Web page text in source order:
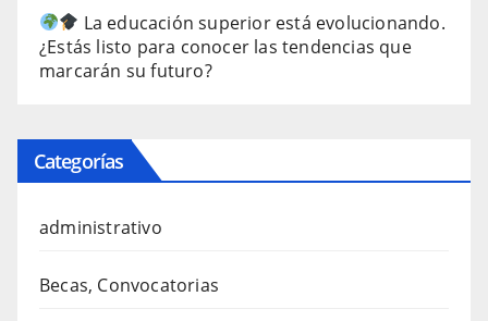
La educación superior está evolucionando.
¿Estás listo para conocer las tendencias que
marcarán su futuro?
Categorías
administrativo
Becas, Convocatorias